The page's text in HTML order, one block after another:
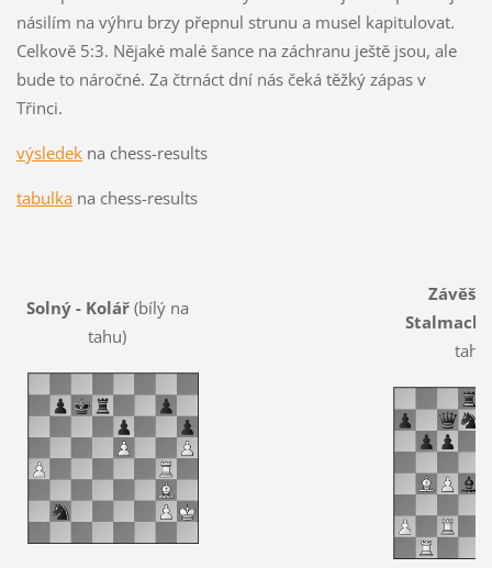
násilím na výhru brzy přepnul strunu a musel kapitulovat.
Celkově 5:3. Nějaké malé šance na záchranu ještě jsou, ale
bude to náročné. Za čtrnáct dní nás čeká těžký zápas v
Třinci.
výsledekna chess-results
tabulkana chess-results
Solný - Kolář(bílý na
tahu)
Stalmach
tahu)